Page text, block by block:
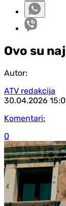
Ovo su
Autor:
ATV redakcija
30.04.2026
Komentari:
0